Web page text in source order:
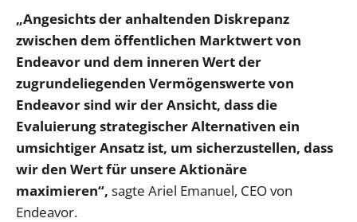
„Angesichts der anhaltenden Diskrepanz
zwischen dem öffentlichen Marktwert von
Endeavor und dem inneren Wert der
zugrundeliegenden Vermögenswerte von
Endeavor sind wir der Ansicht, dass die
Evaluierung strategischer Alternativen ein
umsichtiger Ansatz ist, um sicherzustellen, dass
wir den Wert für unsere Aktionäre
maximieren“, sagte Ariel Emanuel, CEO von
Endeavor.